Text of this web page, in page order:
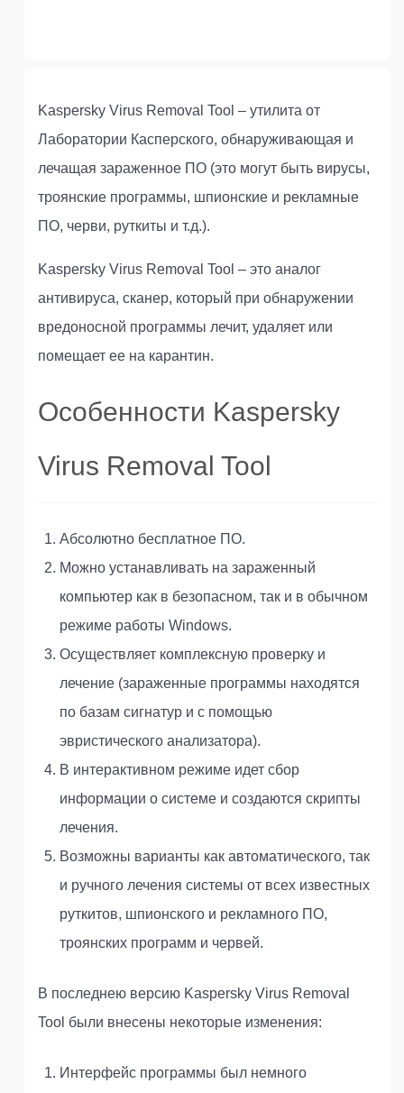
Kaspersky Virus Removal Tool – утилита от
Лаборатории Касперского, обнаруживающая и
лечащая зараженное ПО (это могут быть вирусы,
троянские программы, шпионские и рекламные
ПО, черви, руткиты и т.д.).
Kaspersky Virus Removal Tool – это аналог
антивируса, сканер, который при обнаружении
вредоносной программы лечит, удаляет или
помещает ее на карантин.
Особенности Kaspersky
Virus Removal Tool
Абсолютно бесплатное ПО.
Можно устанавливать на зараженный
компьютер как в безопасном, так и в обычном
режиме работы Windows.
Осуществляет комплексную проверку и
лечение (зараженные программы находятся
по базам сигнатур и с помощью
эвристического анализатора).
В интерактивном режиме идет сбор
информации о системе и создаются скрипты
лечения.
Возможны варианты как автоматического, так
и ручного лечения системы от всех известных
руткитов, шпионского и рекламного ПО,
троянских программ и червей.
В последнею версию Kaspersky Virus Removal
Tool были внесены некоторые изменения:
Интерфейс программы был немного